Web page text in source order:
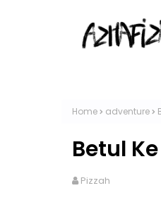
Home adventure
Betul
Pizzah